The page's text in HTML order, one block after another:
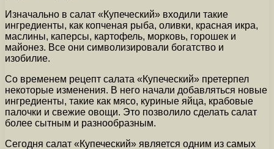
Изначально в салат «Купеческий» входили такие
ингредиенты, как копченая рыба, оливки, красная икра,
маслины, каперсы, картофель, морковь, горошек и
майонез. Все они символизировали богатство и
изобилие.
Со временем рецепт салата «Купеческий» претерпел
некоторые изменения. В него начали добавляться новые
ингредиенты, такие как мясо, куриные яйца, крабовые
палочки и свежие овощи. Это позволило сделать салат
более сытным и разнообразным.
Сегодня салат «Купеческий» является одним из самых